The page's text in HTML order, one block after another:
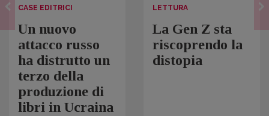
CASE EDITRICI
Un nuovo
attacco russo
ha distrutto un
terzo della
produzione di
libri in Ucraina
LETTURA
La Gen Z sta
riscoprendo la
distopia